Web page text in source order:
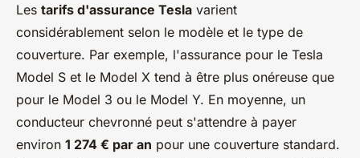
Les tarifs d'assurance Tesla varient
considérablement selon le modèle et le type de
couverture. Par exemple, l'assurance pour le Tesla
Model S et le Model X tend à être plus onéreuse que
pour le Model 3 ou le Model Y. En moyenne, un
conducteur chevronné peut s'attendre à payer
environ 1 274 € par an pour une couverture standard.